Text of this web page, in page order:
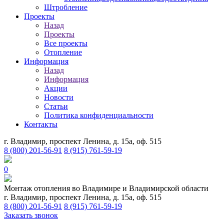
Штробление
Проекты
Назад
Проекты
Все проекты
Отопление
Информация
Назад
Информация
Акции
Новости
Статьи
Политика конфиденциальности
Контакты
г. Владимир, проспект Ленина, д. 15а, оф. 515
8 (800) 201-56-91 8 (915) 761-59-19
0
Монтаж отопления во Владимире и Владимирской области
г. Владимир, проспект Ленина, д. 15а, оф. 515
8 (800) 201-56-91 8 (915) 761-59-19
Заказать звонок